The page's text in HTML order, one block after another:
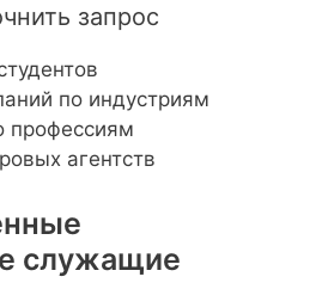
запрос
по индустриям
профессиям
агентств
служащие